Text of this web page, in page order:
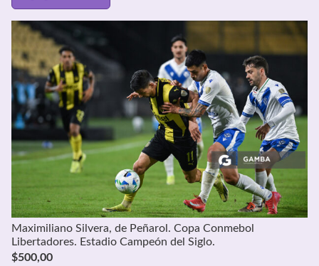
Maximiliano Silvera, de Peñarol. Copa Conmebol
Libertadores. Estadio Campeón del Siglo.
$500,00